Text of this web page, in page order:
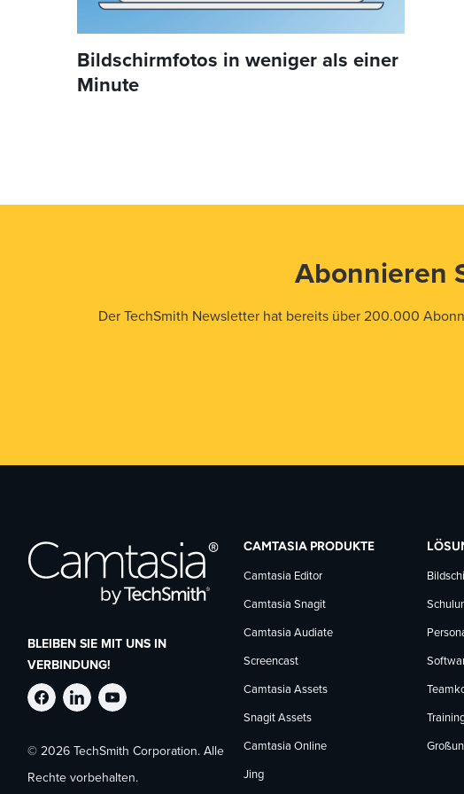
Bildschirmfotos in weniger als einer
Minute
Abonnieren
Der TechSmith Newsletter hat bereits über 200.000
BLEIBEN SIE MIT UNS IN
VERBINDUNG!
TechSmith
auf
TechSmith
auf
TechSmith
auf
© 2026 TechSmith Corporation. Alle
Rechte vorbehalten.
CAMTASIA PRODUKTE
Camtasia Editor
Camtasia Snagit
Camtasia Audiate
Screencast
Camtasia Assets
Snagit Assets
Camtasia Online
Jing